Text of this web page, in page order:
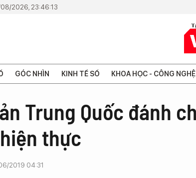
08/2026, 23:46:13
GÓC NHÌN KINH TẾ SỐ KHOA HỌC - CÔNG NGHỆ
Trung Quốc đánh
thực
2019 04:31